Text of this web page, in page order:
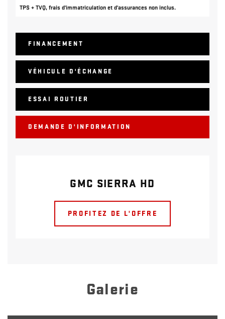
Galerie
TPS + TVQ, frais d'immatriculation et d'assurances non inclus.
FINANCEMENT
VÉHICULE D'ÉCHANGE
ESSAI ROUTIER
DEMANDE D'INFORMATION
GMC SIERRA HD
PROFITEZ DE L'OFFRE